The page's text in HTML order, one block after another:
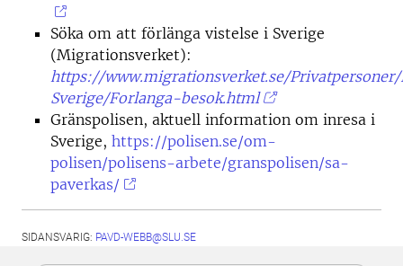
Söka om att förlänga vistelse i Sverige
(Migrationsverket):
https://www.migrationsverket.se/
Sverige/Forlanga-besok.html
Gränspolisen, aktuell information om inresa i
Sverige, https://polisen.se/om-
polisen/polisens-arbete/granspolisen/sa-
paverkas/
SIDANSVARIG: PAVD-WEBB@SLU.SE